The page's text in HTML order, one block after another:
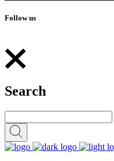
Follow us
Search